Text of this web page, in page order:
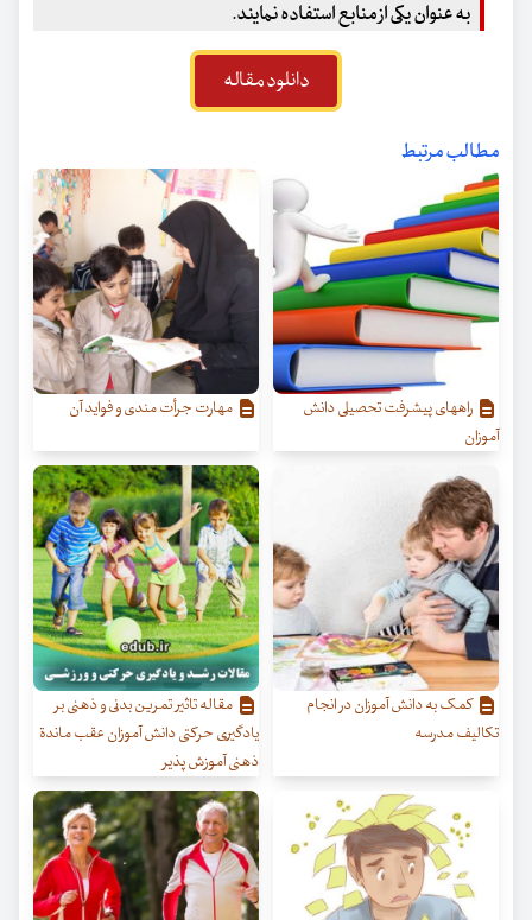
به عنوان یکی از منابع استفاده نمایند.
دانلود مقاله
مطالب مرتبط
راههای پیشرفت تحصیلی دانش
آموزان
مهارت جرأت مندی و فواید آن
کمک به دانش آموزان در انجام
تکالیف مدرسه
مقاله تاثیر تمرین بدنی و ذهنی بر
یادگیری حرکتی دانش آموزان عقب ماندة
ذهنی آموزش پذیر